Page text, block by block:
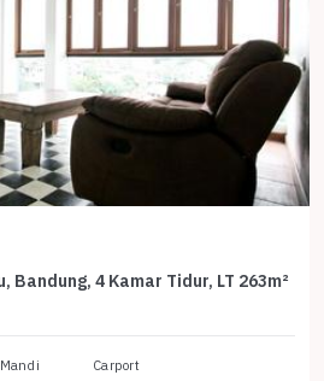
Bandung, 4 Kamar Tidur, LT 263m²
Carport